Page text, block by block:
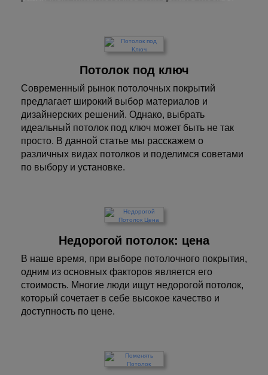
Потолок под ключ
Современный рынок потолочных покрытий
предлагает широкий выбор материалов и
дизайнерских решений. Однако, выбрать
идеальный потолок под ключ может быть не так
просто. В данной статье мы расскажем о
различных видах потолков и поделимся советами
по выбору и установке.
Недорогой потолок: цена
В наше время, при выборе потолочного покрытия,
одним из основных факторов является его
стоимость. Многие люди ищут недорогой потолок,
который сочетает в себе высокое качество и
доступность по цене.